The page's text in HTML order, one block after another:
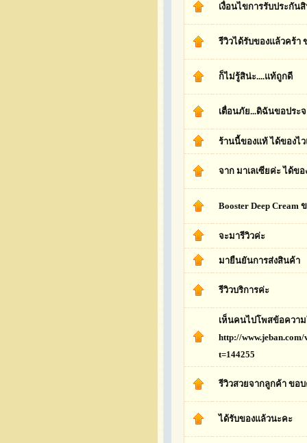
เงื่อนไขการรับประกัน
รีวิวได้รับของแล้วคร้า
ก็ไม่รู้สิน่ะ....แท้ถูกดี
เตื่อนภัย...ดิฉันขอประ
ร้านนี้ของแท้ ได้ของไ
จาก มาเลเซียค่ะ ได้ข
Booster Deep Cream
จะมารีวิวค่ะ
มายืนยันการส่งสินค้า
รีวิวบริการค่ะ
เห็นคนไปโพสข้อความ
http://
t=144255
รีวิวสวยจากลูกค้า ขอ
ได้รับของแล้วนะคะ